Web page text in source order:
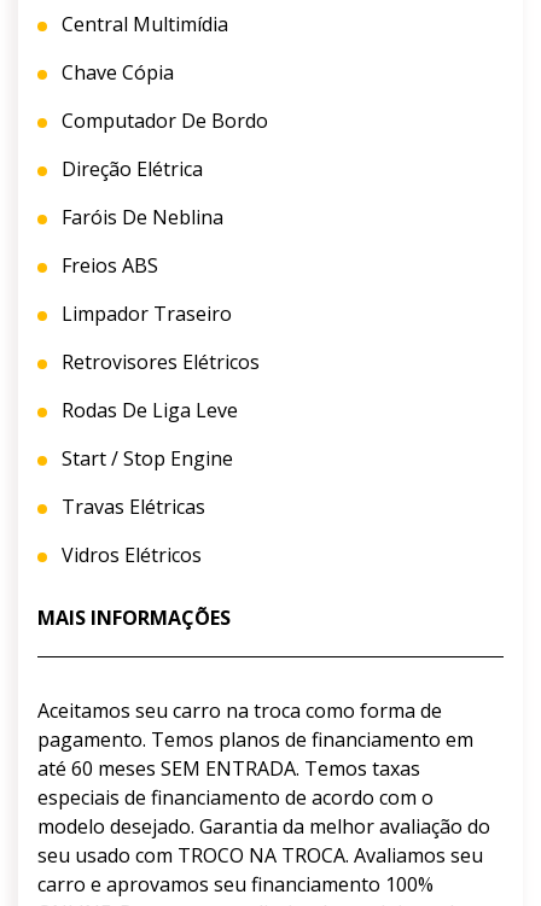
Central Multimídia
Chave Cópia
Computador De Bordo
Direção Elétrica
Faróis De Neblina
Freios ABS
Limpador Traseiro
Retrovisores Elétricos
Rodas De Liga Leve
Start / Stop Engine
Travas Elétricas
Vidros Elétricos
MAIS INFORMAÇÕES
Aceitamos seu carro na troca como forma de
pagamento. Temos planos de financiamento em
até 60 meses SEM ENTRADA. Temos taxas
especiais de financiamento de acordo com o
modelo desejado. Garantia da melhor avaliação do
seu usado com TROCO NA TROCA. Avaliamos seu
carro e aprovamos seu financiamento 100%